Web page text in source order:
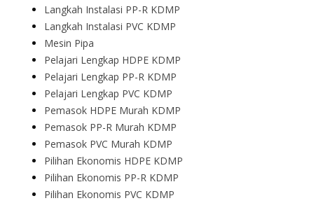
Langkah Instalasi PP-R KDMP
Langkah Instalasi PVC KDMP
Mesin Pipa
Pelajari Lengkap HDPE KDMP
Pelajari Lengkap PP-R KDMP
Pelajari Lengkap PVC KDMP
Pemasok HDPE Murah KDMP
Pemasok PP-R Murah KDMP
Pemasok PVC Murah KDMP
Pilihan Ekonomis HDPE KDMP
Pilihan Ekonomis PP-R KDMP
Pilihan Ekonomis PVC KDMP